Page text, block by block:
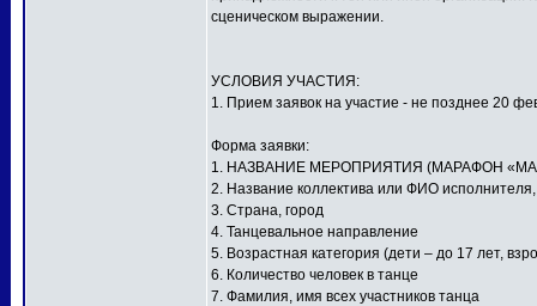
сценическом выражении.
УСЛОВИЯ УЧАСТИЯ:
1. Прием заявок на участие - не позднее 20
Форма заявки:
1. НАЗВАНИЕ МЕРОПРИЯТИЯ (МАРАФОН
2. Название коллектива или ФИО
3. Страна, город
4. Танцевальное направление
5. Возрастная категория (дети – до 17 лет,
6. Количество человек в танце
7. Фамилия, имя всех участников танца